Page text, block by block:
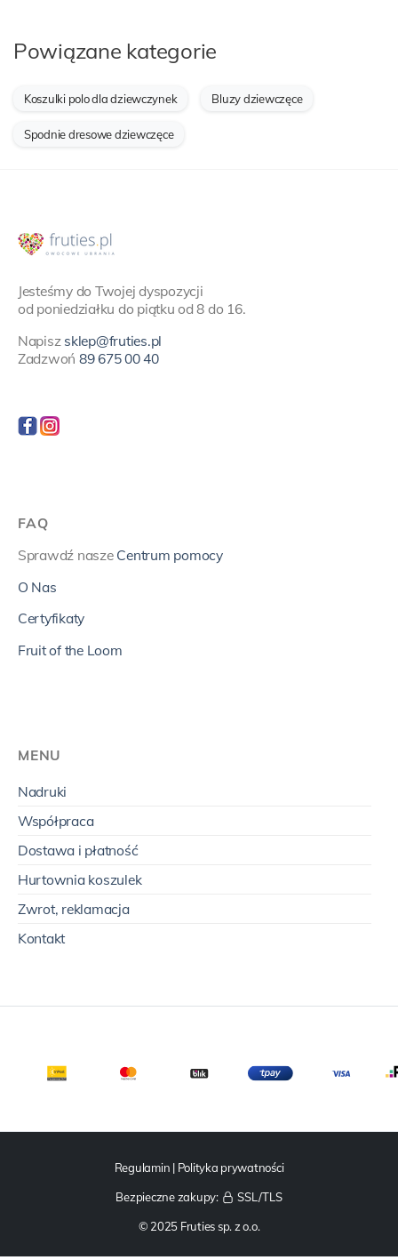
Powiązane kategorie
Koszulki polo dla dziewczynek Bluzy dziewczęce
Spodnie dresowe dziewczęce
Jesteśmy do Twojej dyspozycji
od poniedziałku do piątku od 8 do 16.
Napisz sklep@fruties.pl
Zadzwoń 89 675 00 40
FAQ
Sprawdź nasze Centrum pomocy
O Nas
Certyfikaty
Fruit of the Loom
MENU
Nadruki
Współpraca
Dostawa i płatność
Hurtownia koszulek
Zwrot, reklamacja
Kontakt
Regulamin | Polityka prywatności
Bezpieczne zakupy: SSL/TLS
© 2025 Fruties sp. z o.o.